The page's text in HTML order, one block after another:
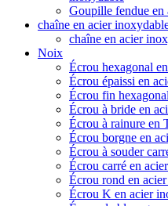
Goupille fendue
chaîne en acier
chaîne en acier
Noix
Écrou hexagonal
Écrou épaissi en
Écrou fin
Écrou à bride en
Écrou à rainure en
Écrou borgne en
Écrou à souder
Écrou carré en
Écrou rond en
Écrou K en acier